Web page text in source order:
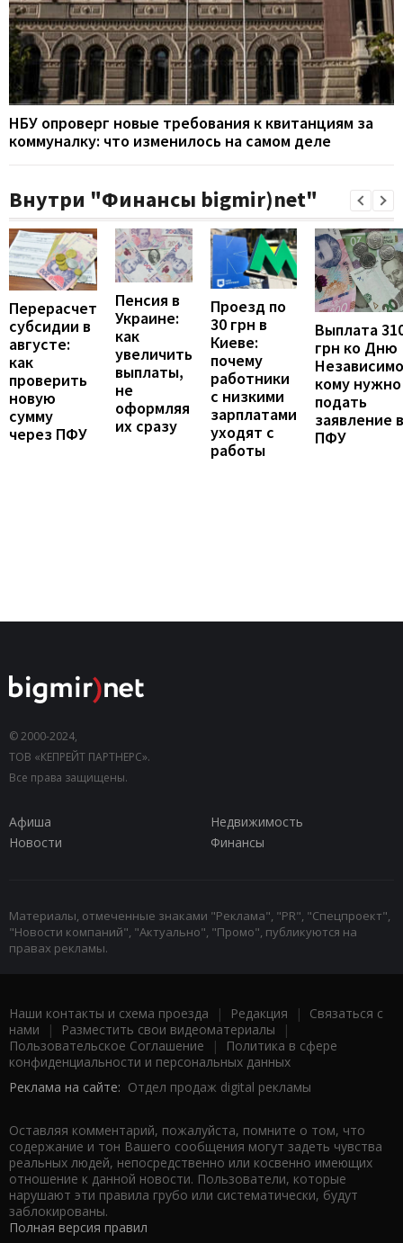
НБУ опроверг новые требования к квитанциям за
коммуналку: что изменилось на самом деле
Внутри "Финансы bigmir)net"
Перерасчет
субсидии в
августе:
как
проверить
новую
сумму
через ПФУ
Пенсия в
Украине:
как
увеличить
выплаты,
не
оформляя
их сразу
Проезд по
30 грн в
Киеве:
почему
работники
с низкими
зарплатами
уходят с
работы
Выплата
грн ко Дню
кому нужно
подать
заявление в
ПФУ
© 2000-2024,
ТОВ «КЕПРЕЙТ ПАРТНЕРС».
Все права защищены.
Афиша
Недвижимость
Новости
Финансы
Материалы, отмеченные знаками "Реклама", "PR", "Спецпроект",
"Новости компаний", "Актуально", "Промо", публикуются на
правах рекламы.
Наши контакты и схема проезда | Редакция | Связаться с
нами | Разместить свои видеоматериалы |
Пользовательское Соглашение |
Политика в сфере
конфиденциальности и персональных данных
Реклама на сайте: Отдел продаж digital рекламы
Оставляя комментарий, пожалуйста, помните о том, что
содержание и тон Вашего сообщения могут задеть чувства
реальных людей, непосредственно или косвенно имеющих
отношение к данной новости. Пользователи, которые
нарушают эти правила грубо или систематически, будут
заблокированы.
Полная версия правил